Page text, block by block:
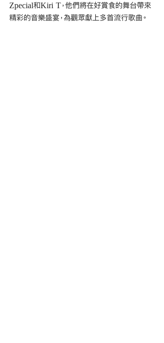
Zpecial和Kiri T，他們將在好賞食的舞台帶來
精彩的音樂盛宴，為觀眾獻上多首流行歌曲。